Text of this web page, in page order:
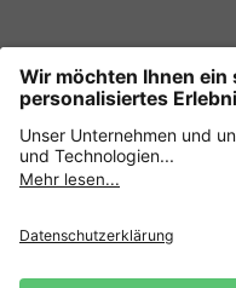
Weitere Onlineshops